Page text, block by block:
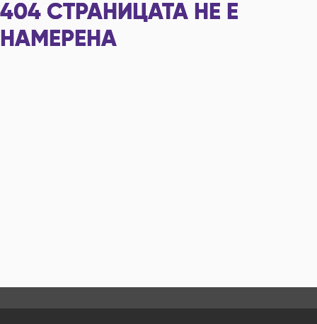
404 СТРАНИЦАТА НЕ Е
НАМЕРЕНА